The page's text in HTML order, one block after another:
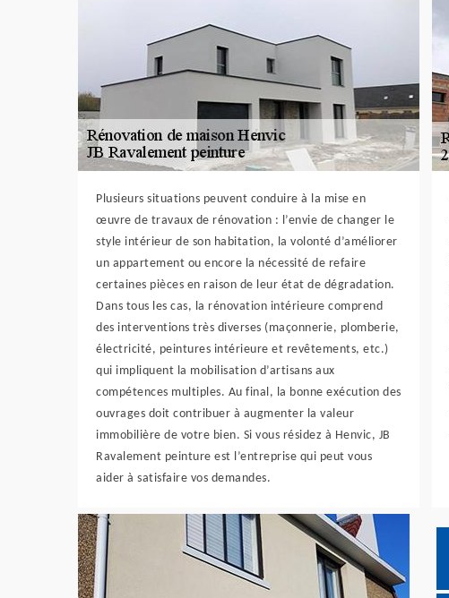
Plusieurs situations peuvent conduire à la mise en
œuvre de travaux de rénovation : l’envie de changer le
style intérieur de son habitation, la volonté d’améliorer
un appartement ou encore la nécessité de refaire
certaines pièces en raison de leur état de dégradation.
Dans tous les cas, la rénovation intérieure comprend
des interventions très diverses (maçonnerie, plomberie,
électricité, peintures intérieure et revêtements, etc.)
qui impliquent la mobilisation d’artisans aux
compétences multiples. Au final, la bonne exécution des
ouvrages doit contribuer à augmenter la valeur
immobilière de votre bien. Si vous résidez à Henvic, JB
Ravalement peinture est l’entreprise qui peut vous
aider à satisfaire vos demandes.